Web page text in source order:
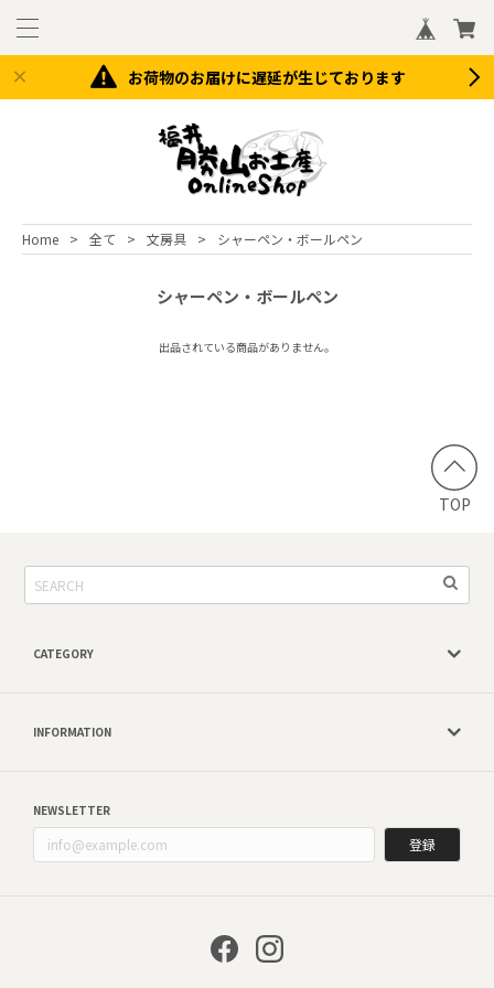
お荷物のお届けに遅延が生じております
Home 全て 文房具 シャーペン・ボールペン
シャーペン・ボールペン
出品されている商品がありません。
TOP
CATEGORY
INFORMATION
NEWSLETTER
登録